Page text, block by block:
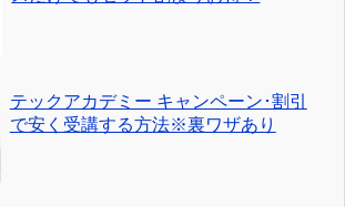
テックアカデミー キャンペーン･割引
で安く受講する方法※裏ワザあり